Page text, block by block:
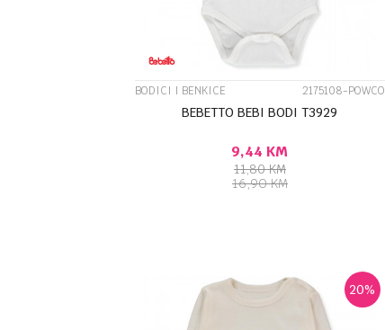
BODICI I BENKICE 2175108-POWCO
BEBETTO BEBI BODI T3929
9,44 KM
11,80KM
16,90KM
20%